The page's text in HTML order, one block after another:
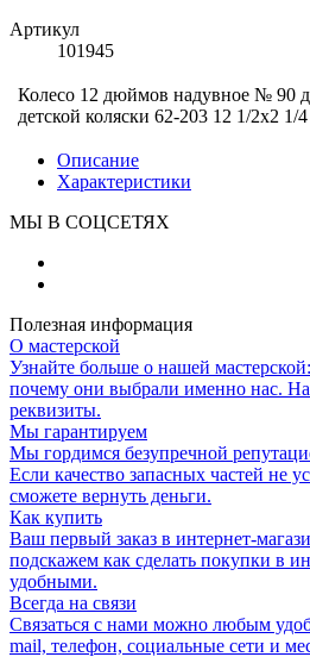
Артикул
101945
Колесо 12 дюймов надувное № 90
детской коляски 62-203 12 1/2х2 1/4
Описание
Характеристики
МЫ В СОЦСЕТЯХ
Полезная информация
О мастерской
Узнайте больше о нашей
почему они выбрали именно нас.
реквизиты.
Мы гарантируем
Мы гордимся безупречной
Если качество запасных частей не
сможете вернуть деньги.
Как купить
Ваш первый заказ в интернет-
подскажем как сделать покупки в
удобными.
Всегда на связи
Связаться с нами можно любым
mail, телефон, социальные сети и